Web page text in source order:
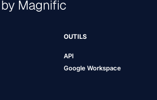
OUTILS
API
Google Workspace